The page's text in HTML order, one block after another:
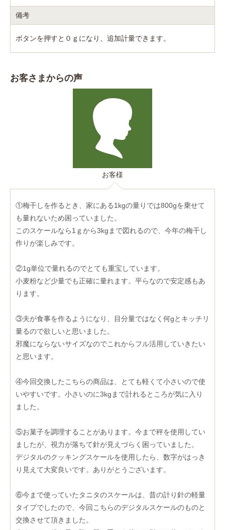
備考
ボタンを押すと０ｇになり、追加計量できます。
お客さまからの声
お客様
①梅干しを作るとき、家にある1kgの量りでは800gを乗せて
も量れないため困っていました。
このスケールなら1ｇから3kgまで図れるので、今年の梅干し
作りが楽しみです。
②1g単位で量れるのでとても重宝しています。
小麦粉など少量でも正確に量れます。平らなので安定感もあ
ります。
③夫が食事を作るようになり、目分量ではなく何gとキッチリ
量るので欲しいと思いました。
邪魔にならないサイズなのでこれからフル活用していきたい
と思います。
④今回交換したこちらの商品は、とても軽くて小さいので使
いやすいです。小さいのに3kgまで計れるところが気に入り
ました。
⑤お菓子を調理することがあります。今まで秤を使用してい
ましたが、視力が落ちて針が見えづらく困っていました。
デジタルのクッキングスケールを使用したら、数字がはっき
り見えて大変良いです。ありがとうございます。
⑥今まで使っていたタニタのスケールは、昔の計り針の軽量
タイプでしたので、今回こちらのデジタルスケールのものと
交換させて頂きました。